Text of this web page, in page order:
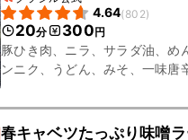
4.64(802)
20分 300円
豚ひき肉、ニラ、サラダ油、め
ンニク、うどん、みそ、一味唐
春キャベツたっぷり味噌